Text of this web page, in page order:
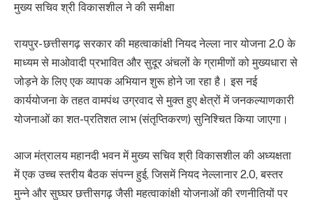
मुख्य सचिव श्री विकासशील ने की समीक्षा
रायपुर- छत्तीसगढ़ सरकार की महत्वाकांक्षी नियद नेल्ला नार योजना 2.0 के
माध्यम से माओवादी प्रभावित और सुदूर अंचलों के ग्रामीणों को मुख्यधारा से
जोड़ने के लिए एक व्यापक अभियान शुरू होने जा रहा है। इस नई
कार्ययोजना के तहत वामपंथ उग्रवाद से मुक्त हुए क्षेत्रों में जनकल्याणकारी
योजनाओं का शत-प्रतिशत लाभ (संतृप्तिकरण) सुनिश्चित किया जाएगा।
आज मंत्रालय महानदी भवन में मुख्य सचिव श्री विकासशील की अध्यक्षता
में एक उच्च स्तरीय बैठक संपन्न हुई, जिसमें नियद नेल्लानार 2.0, बस्तर
मुन्ने और सुघ्घर छत्तीसगढ़ जैसी महत्वाकांक्षी योजनाओं की रणनीतियों पर